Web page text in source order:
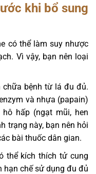
khi bổ sung
có thể làm suy nhược
Vì vậy, bạn nên loại
chữa bệnh từ lá đu đủ.
và nhựa (papain)
hấp (ngạt mũi, hen
trạng này, bạn nên hỏi
bài thuốc dân gian.
thể kích thích tử cung
hạn chế sử dụng đu đủ